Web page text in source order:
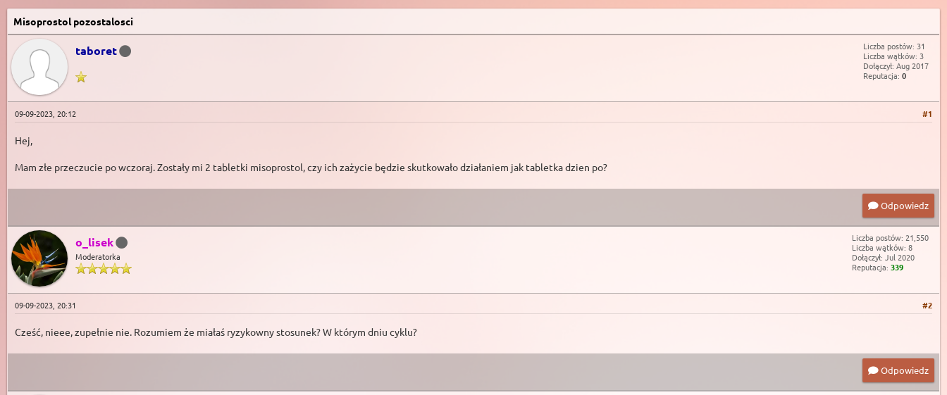
Misoprostol pozostalosci
taboret
Liczba postów: 31
Liczba wątków: 3
Dołączył: Aug 2017
Reputacja: 0
#1
09-09-2023, 20:12
Hej,
Mam złe przeczucie po wczoraj. Zostały mi 2 tabletki misoprostol, czy ich zażycie będzie skutkowało działaniem jak tabletka dzien po?
Odpowiedz
o_lisek
Moderatorka
Liczba postów: 21,550
Liczba wątków: 8
Dołączył: Jul 2020
Reputacja: 339
#2
09-09-2023, 20:31
Cześć, nieee, zupełnie nie. Rozumiem że miałaś ryzykowny stosunek? W którym dniu cyklu?
Odpowiedz